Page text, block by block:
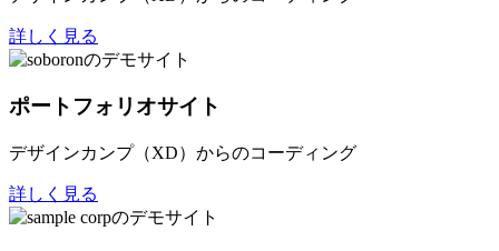
詳しく見る
ポートフォリオサイト
デザインカンプ（XD）からのコーディング
詳しく見る